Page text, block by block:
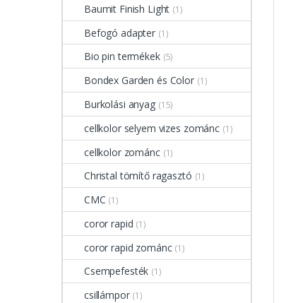
Baumit Finish Light (1)
Befogó adapter (1)
Bio pin termékek (5)
Bondex Garden és Color (1)
Burkolási anyag (15)
cellkolor selyem vizes zománc (1)
cellkolor zománc (1)
Christal tömítő ragasztó (1)
CMC (1)
coror rapid (1)
coror rapid zománc (1)
Csempefesték (1)
csillámpor (1)